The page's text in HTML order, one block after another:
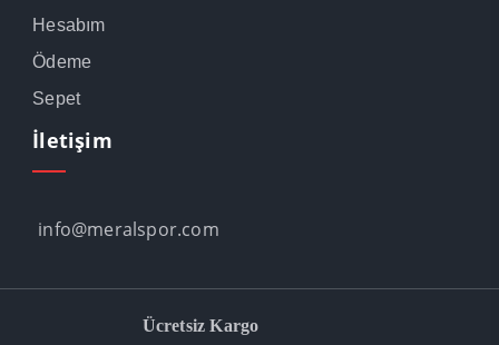
Hesabım
Ödeme
Sepet
İletişim
info@meralspor.com
Ücretsiz Kargo